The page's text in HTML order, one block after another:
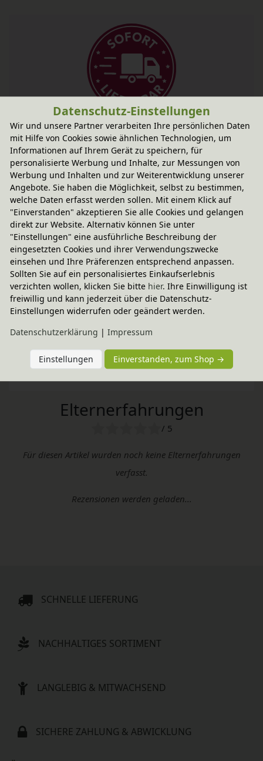
Fairer Paketversand
5,95 € innerhalb ...
Sofort lieferbar- Versand morgen!
CO2 -neutraler Paketversand
weitere Informationen
Technische Daten
FILIBABBA
Pflegehinweis & Anwendung
Sie haben Fragen?
Elternerfahrungen
/ 5
Für diesen Artikel wurden noch keine Elternerfahrungen
verfasst.
Rezensionen werden geladen...
SCHNELLE LIEFERUNG
NACHHALTIGES SORTIMENT
LANGLEBIG & MITWACHSEND
SICHERE ZAHLUNG & ABWICKLUNG
Datenschutz-Einstellungen
Wir und unsere Partner verarbeiten Ihre persönlichen Daten
mit Hilfe von Cookies sowie ähnlichen Technologien, um
Informationen auf Ihrem Gerät zu speichern, für
personalisierte Werbung und Inhalte, zur Messungen von
Werbung und Inhalten und zur Weiterentwicklung unserer
Angebote. Sie haben die Möglichkeit, selbst zu bestimmen,
welche Daten erfasst werden sollen. Mit einem Klick auf
"Einverstanden" akzeptieren Sie alle Cookies und gelangen
direkt zur Website. Alternativ können Sie unter
"Einstellungen" eine ausführliche Beschreibung der
eingesetzten Cookies und ihrer Verwendungszwecke
einsehen und Ihre Präferenzen entsprechend anpassen.
Sollten Sie auf ein personalisiertes Einkaufserlebnis
verzichten wollen, klicken Sie bitte hier. Ihre Einwilligung ist
freiwillig und kann jederzeit über die Datenschutz-
Einstellungen widerrufen oder geändert werden.
Daten­schutz­erklärung | Impressum
Einstellungen Einverstanden, zum Shop →